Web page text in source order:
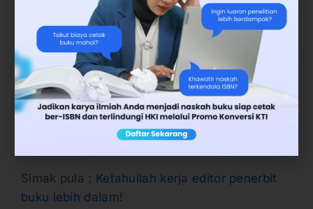
Sebagai contohnya, judul buku populer yang
bagus yaitu ‘Rich Dad Poor Dad’ karyaRobert
Kiyosakiatau ‘Quantum Learning’ karya Boby
de Porter. Untuk judul buku teks, adapun
contohnya yaitu ‘Sosiologi: dengan
Pendekatan Membumi’ karya Henslin atau
‘Statistik: untuk Sains dan Teknik’ karya
Simak pula : Ketahuilah kerja editor penerbit
buku lebih dalam!